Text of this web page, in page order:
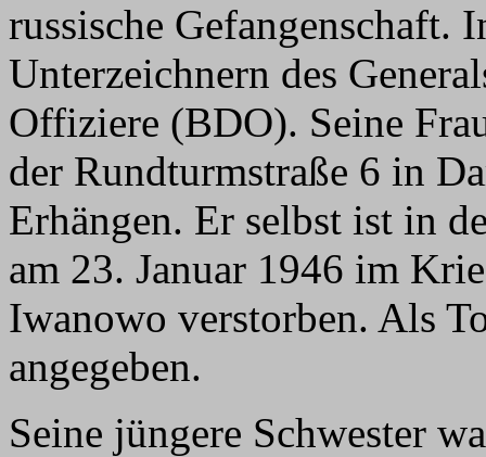
russische Gefangenschaft.
Unterzeichnern des
Offiziere (BDO). Seine
der Rundturmstraße 6 in
Erhängen. Er selbst ist in
am 23. Januar 1946 im
Iwanowo verstorben. Als
angegeben.
Seine jüngere Schwester